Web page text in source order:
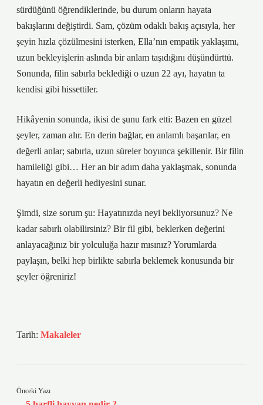
sürdüğünü öğrendiklerinde, bu durum onların hayata
bakışlarını değiştirdi. Sam, çözüm odaklı bakış açısıyla, her
şeyin hızla çözülmesini isterken, Ella’nın empatik yaklaşımı,
uzun bekleyişlerin aslında bir anlam taşıdığını düşündürttü.
Sonunda, filin sabırla beklediği o uzun 22 ayı, hayatın ta
kendisi gibi hissettiler.
Hikâyenin sonunda, ikisi de şunu fark etti: Bazen en güzel
şeyler, zaman alır. En derin bağlar, en anlamlı başarılar, en
değerli anlar; sabırla, uzun süreler boyunca şekillenir. Bir filin
hamileliği gibi… Her an bir adım daha yaklaşmak, sonunda
hayatın en değerli hediyesini sunar.
Şimdi, size sorum şu: Hayatınızda neyi bekliyorsunuz? Ne
kadar sabırlı olabilirsiniz? Bir fil gibi, beklerken değerini
anlayacağınız bir yolculuğa hazır mısınız? Yorumlarda
paylaşın, belki hep birlikte sabırla beklemek konusunda bir
şeyler öğreniriz!
Tarih: Makaleler
Önceki Yazı